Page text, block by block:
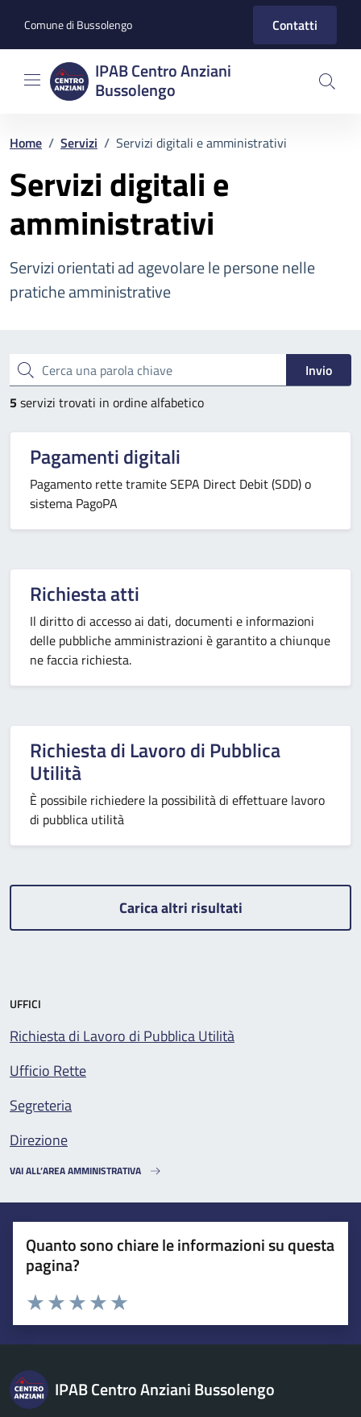
Comune di Bussolengo Contatti
IPAB Centro Anziani
Bussolengo
Home / Servizi / Servizi digitali e amministrativi
Servizi digitali e
amministrativi
Servizi orientati ad agevolare le persone nelle
pratiche amministrative
Cerca una parola chiave
Invio
5servizi trovati in ordine alfabetico
Pagamenti digitali
Pagamento rette tramite SEPA Direct Debit (SDD) o
sistema PagoPA
Richiesta atti
Il diritto di accesso ai dati, documenti e informazioni
delle pubbliche amministrazioni è garantito a chiunque
ne faccia richiesta.
Richiesta di Lavoro di Pubblica
Utilità
È possibile richiedere la possibilità di effettuare lavoro
di pubblica utilità
Carica altri risultati
UFFICI
Richiesta di Lavoro di Pubblica Utilità
Ufficio Rette
Segreteria
Direzione
VAI ALL’AREA AMMINISTRATIVA
Quanto sono chiare le informazioni su questa
pagina?
Esprimi una valutazione
Valuta 5 stelle su 5
Valuta 4 stelle su 5
Valuta 3 stelle su 5
Valuta 2 stelle su 5
Valuta 1 stelle su 5
IPAB Centro Anziani Bussolengo